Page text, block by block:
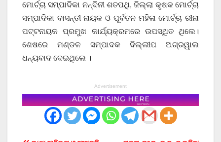
ମୋର୍ଚ୍ଚା ସମ୍ପାଦିକା ନନ୍ଦିନୀ ଶତପଥି, ଜିଲ୍ଲା କୃଷକ ମୋର୍ଚ୍ଚା
ସମ୍ପାଦିକା ବାସନ୍ତୀ ନାୟକ ଓ ପୂର୍ବତନ ମହିଳା ମୋର୍ଚ୍ଚା ରୀନା
ପଟ୍ଟନାୟକ ପ୍ରମୁଖ କାର୍ଯ୍ୟକ୍ରମରେ ଉପସ୍ଥିତ ଥିଲେ।
ଶେଷରେ ମଣ୍ଡଳ ସମ୍ପାଦକ ଦିଲ୍ଲୀପ ଅଗ୍ରୱାଲ
ଧନ୍ୟବାଦ ଦେଇଥିଲେ ।
Advertisement